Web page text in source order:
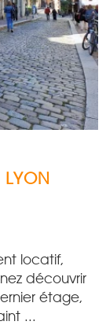
LYON
locatif,
découvrir
étage,
...